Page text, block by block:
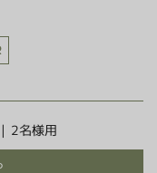
ターシーズン
| 2名様用